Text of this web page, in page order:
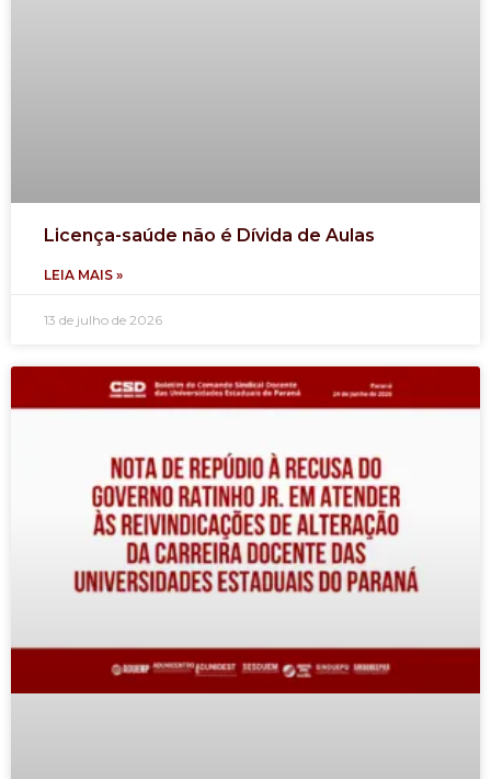
Licença-saúde não é Dívida de Aulas
LEIA MAIS »
13 de julho de 2026